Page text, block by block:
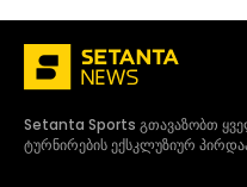
Setanta Sports გთავაზობთ
ტურნირების ექსკლუზიურ